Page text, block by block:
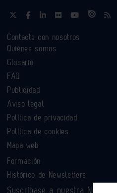
Contacte con nosotros
Quiénes somos
Glosario
FAQ
Publicidad
Aviso legal
Política de privacidad
Política de cookies
Mapa web
Formación
Histórico de Newsletters
Suscríbase a nuestra